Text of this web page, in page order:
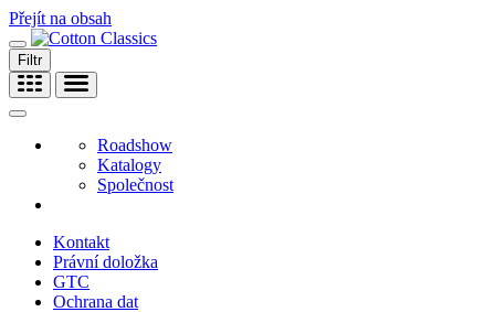
Přejít na obsah
Filtr
Roadshow
Katalogy
Společnost
Kontakt
Právní doložka
GTC
Ochrana dat